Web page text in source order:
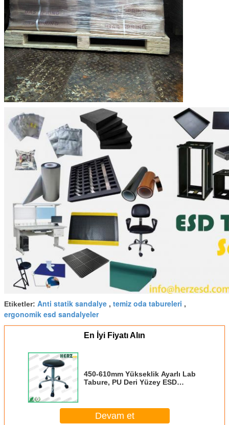
Etiketler: Anti statik sandalye , temiz oda tabureleri ,
ergonomik esd sandalyeler
En İyi Fiyatı Alın
450-610mm Yükseklik Ayarlı Lab
Tabure, PU Deri Yüzey ESD
Devam et